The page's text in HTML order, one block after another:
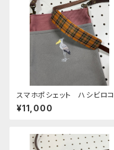
スマホポシェット ハシビロコ
ウ グレー あずき 帆布
¥11,000